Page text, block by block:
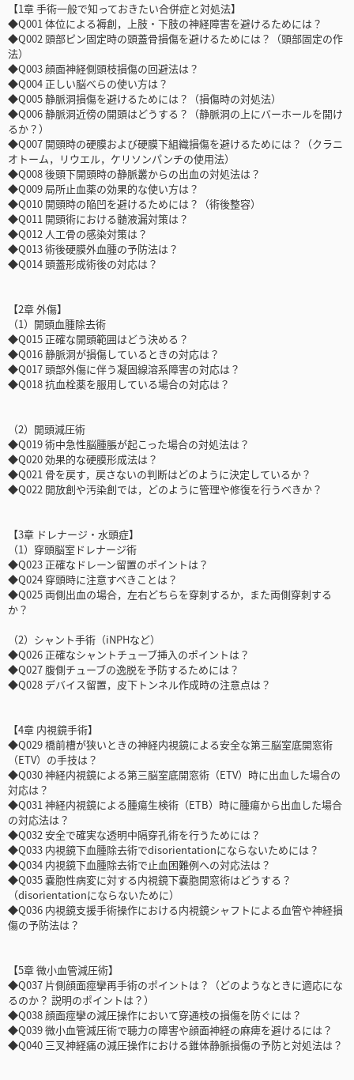
【1章 手術一般で知っておきたい合併症と対処法】
◆Q001 体位による褥創，上肢・下肢の神経障害を避けるためには？
◆Q002 頭部ピン固定時の頭蓋骨損傷を避けるためには？（頭部固定の作
法）
◆Q003 顔面神経側頭枝損傷の回避法は？
◆Q004 正しい脳べらの使い方は？
◆Q005 静脈洞損傷を避けるためには？（損傷時の対処法）
◆Q006 静脈洞近傍の開頭はどうする？（静脈洞の上にバーホールを開け
るか？）
◆Q007 開頭時の硬膜および硬膜下組織損傷を避けるためには？（クラニ
オトーム，リウエル，ケリソンパンチの使用法）
◆Q008 後頭下開頭時の静脈叢からの出血の対処法は？
◆Q009 局所止血薬の効果的な使い方は？
◆Q010 開頭時の陥凹を避けるためには？（術後整容）
◆Q011 開頭術における髄液漏対策は？
◆Q012 人工骨の感染対策は？
◆Q013 術後硬膜外血腫の予防法は？
◆Q014 頭蓋形成術後の対応は？
【2章 外傷】
（1）開頭血腫除去術
◆Q015 正確な開頭範囲はどう決める？
◆Q016 静脈洞が損傷しているときの対応は？
◆Q017 頭部外傷に伴う凝固線溶系障害の対応は？
◆Q018 抗血栓薬を服用している場合の対応は？
（2）開頭減圧術
◆Q019 術中急性脳腫脹が起こった場合の対処法は？
◆Q020 効果的な硬膜形成法は？
◆Q021 骨を戻す，戻さないの判断はどのように決定しているか？
◆Q022 開放創や汚染創では，どのように管理や修復を行うべきか？
【3章 ドレナージ・水頭症】
（1）穿頭脳室ドレナージ術
◆Q023 正確なドレーン留置のポイントは？
◆Q024 穿頭時に注意すべきことは？
◆Q025 両側出血の場合，左右どちらを穿刺するか，また両側穿刺する
か？
（2）シャント手術（iNPHなど）
◆Q026 正確なシャントチューブ挿入のポイントは？
◆Q027 腹側チューブの逸脱を予防するためには？
◆Q028 デバイス留置，皮下トンネル作成時の注意点は？
【4章 内視鏡手術】
◆Q029 橋前槽が狭いときの神経内視鏡による安全な第三脳室底開窓術
（ETV）の手技は？
◆Q030 神経内視鏡による第三脳室底開窓術（ETV）時に出血した場合の
対応は？
◆Q031 神経内視鏡による腫瘍生検術（ETB）時に腫瘍から出血した場合
の対応法は？
◆Q032 安全で確実な透明中隔穿孔術を行うためには？
◆Q033 内視鏡下血腫除去術でdisorientationにならないためには？
◆Q034 内視鏡下血腫除去術で止血困難例への対応法は？
◆Q035 嚢胞性病変に対する内視鏡下嚢胞開窓術はどうする？
（disorientationにならないために）
◆Q036 内視鏡支援手術操作における内視鏡シャフトによる血管や神経損
傷の予防法は？
【5章 微小血管減圧術】
◆Q037 片側顔面痙攣再手術のポイントは？（どのようなときに適応にな
るのか？ 説明のポイントは？）
◆Q038 顔面痙攣の減圧操作において穿通枝の損傷を防ぐには？
◆Q039 微小血管減圧術で聴力の障害や顔面神経の麻痺を避けるには？
◆Q040 三叉神経痛の減圧操作における錐体静脈損傷の予防と対処法は？